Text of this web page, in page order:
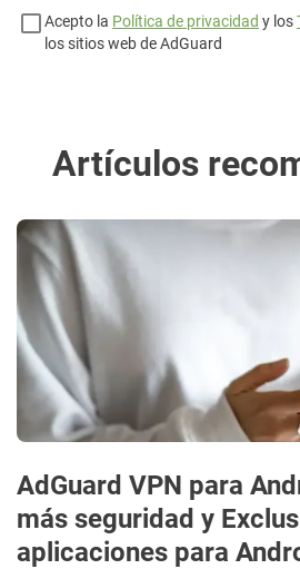
Acepto la Política de privacidad y los
los sitios web de AdGuard
Artículos
AdGuard VPN para
más seguridad y
aplicaciones para